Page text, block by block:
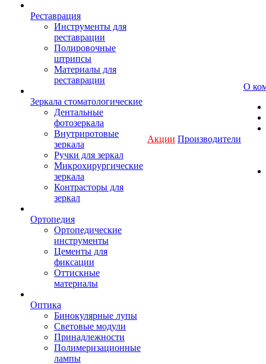
Реставрация
Инструменты для
реставрации
Полировочные
штрипсы
Материалы для
реставрации
Зеркала стоматологические
Дентальные
фотозеркала
Внутриротовые
зеркала
Ручки для зеркал
Микрохирургические
зеркала
Контрасторы для
зеркал
Ортопедия
Ортопедические
инструменты
Цементы для
фиксации
Оттискные
материалы
Оптика
Бинокулярные лупы
Световые модули
Принадлежности
Полимеризационные
лампы
Акции Производители
О